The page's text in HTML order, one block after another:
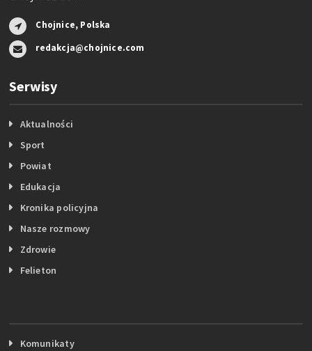
Chojnice, Polska
redakcja@chojnice.com
Serwisy
Aktualności
Sport
Powiat
Edukacja
Kronika policyjna
Nasze rozmowy
Zdrowie
Felieton
Komunikaty